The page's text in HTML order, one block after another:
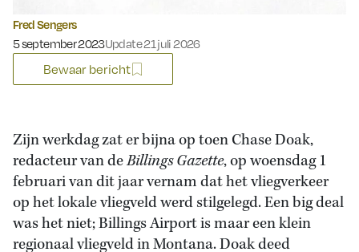
Fred Sengers
Gepubliceerd op:
5 september 2023Update 21 juli 2026
Bewaar bericht
Zijn werkdag zat er bijna op toen Chase Doak,
redacteur van deBillings Gazette, op woensdag 1
februari van dit jaar vernam dat het vliegverkeer
op het lokale vliegveld werd stilgelegd. Een big deal
was het niet; Billings Airport is maar een klein
regionaal vliegveld in Montana. Doak deed